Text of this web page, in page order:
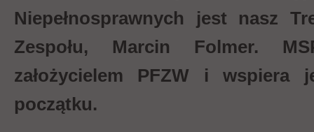
Niepełnosprawnych jest nasz
Zespołu, Marcin Folmer.
założycielem PFZW i wspiera
początku.